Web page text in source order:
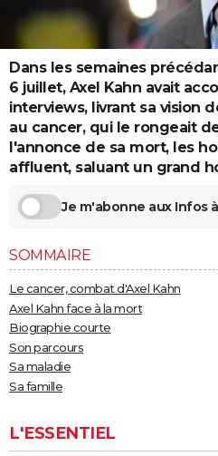
Destinations
City break
Voyage nature
Voyage de noces
Forum
Climat
PHOTO
GUIDES D'ACHAT
BONS PLANS
CARTE DE VOEUX
Carte de Noël
Carte Bonne année
Carte Saint-Valentin
Carte Pâques
Carte d'anniversaire
DICTIONNAIRE
Dictionnaire
Biographies
Citations
Expressions
Proverbes
PROGRAMME TV
S'inscrire
Se connecter
Lycées
Collèges
Primaires
Universités
Entreprises
Service militaire
Avis de recherche
FORUM
Bricolage
Lifestyle
Culture
Sport
Auto
Television
Voyage
Cinema
Dans les semaines
6 juillet, Axel Kahn avait
interviews, livrant sa vision
au cancer, qui le rongeait
l'annonce de sa mort, les
affluent, saluant un grand
Je m'abonne aux Infos
SOMMAIRE
Le cancer, combat d'Axel Kahn
Axel Kahn face à la mort
Biographie courte
Son parcours
Sa maladie
Sa famille
L'ESSENTIEL